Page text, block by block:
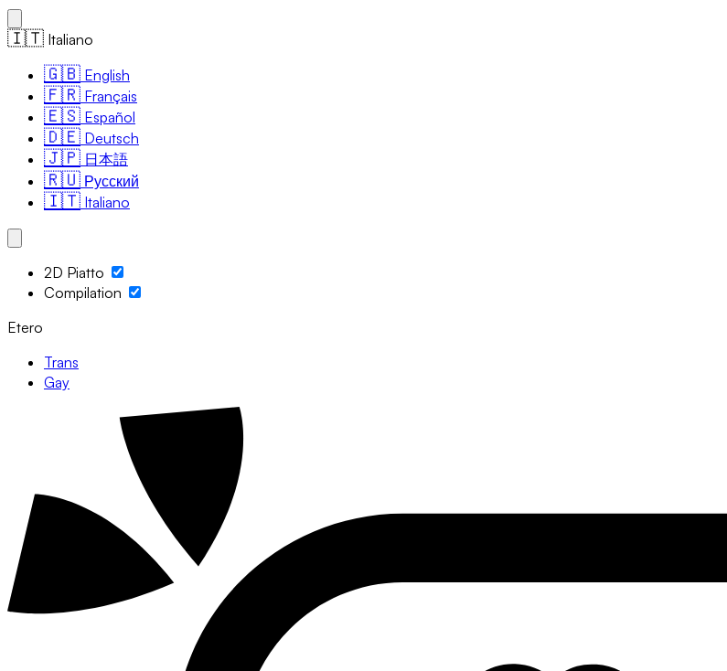
🇮🇹 Italiano
🇬🇧 English
🇫🇷 Français
🇪🇸 Español
🇩🇪 Deutsch
🇯🇵 日本語
🇷🇺 Русский
🇮🇹 Italiano
2D Piatto
Compilation
Etero
Trans
Gay